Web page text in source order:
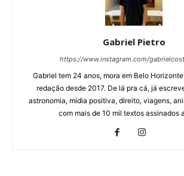
Gabriel Pietro
https://www.instagram.com/
Gabriel tem 24 anos, mora em Belo
redação desde 2017. De lá pra cá, já
astronomia, mídia positiva, direito, viagens,
com mais de 10 mil textos assinados